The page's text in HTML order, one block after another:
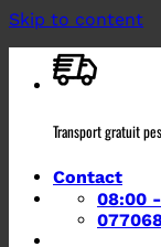
Skip to content
Transport gratuit
Contact
08:00